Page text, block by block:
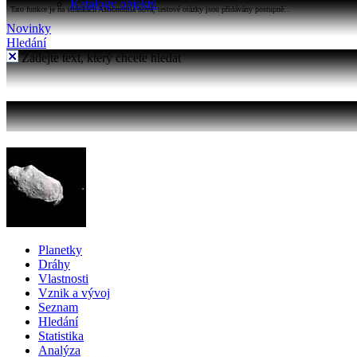
Katalogy objektů
Tato funkce je na stránkách Astronomia nová, testové otázky jsou přidávány postupně...
Novinky
Hledání
Zadejte text, který chcete hledat
Planetky
Dráhy
Vlastnosti
Vznik a vývoj
Seznam
Hledání
Statistika
Analýza